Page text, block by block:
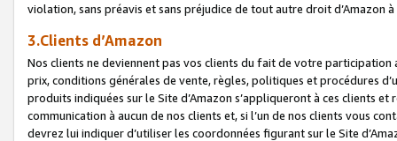
violation, sans préavis et sans préjudice de tout autre droit
3.Clients d’Amazon
Nos clients ne deviennent pas vos clients du fait de votre
prix, conditions générales de vente, règles, politiques et procédures
produits indiquées sur le Site d’Amazon s’appliqueront à ces clients
communication à aucun de nos clients et, si l’un de nos clients vous
devrez lui indiquer d’utiliser les coordonnées figurant sur le Site